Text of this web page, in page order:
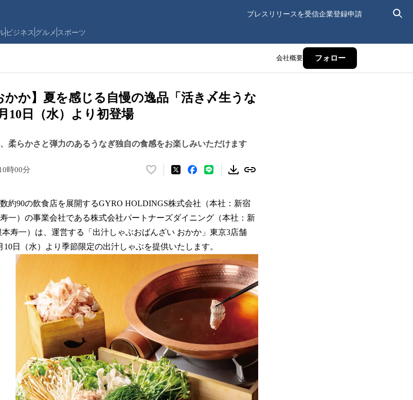
プレスリリースを受信企業登録申請
ビジネス グルメ スポーツ
会社概要 フォロー
かか】夏を感じる自慢の逸品「活き〆生うな
10日（水）より初登場
柔らかさと弾力のあるうなぎ独自の食感をお楽しみいただけます
時00分
い
！
数
を
み
み
中
で
す
約90の飲食店を展開するGYRO HOLDINGS株式会社（本社：新宿
一）の事業会社である株式会社パートナーズダイニング（本社：新
寿一）は、運営する「出汁しゃぶおばんざい おかか」東京3店舗
10日（水）より季節限定の出汁しゃぶを提供いたします。